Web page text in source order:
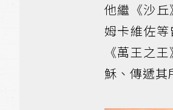
他繼《沙
姆卡維佐
《萬王之
穌、傳遞其